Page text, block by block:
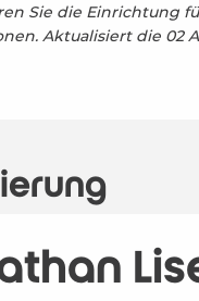
Sie die Einrichtung
Aktualisiert die 02